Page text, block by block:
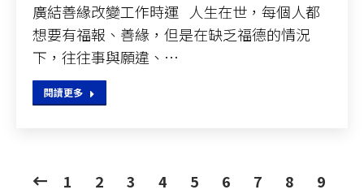
廣結善緣改變工作時運 人生在世，每個人都
想要有福報、善緣，但是在缺乏福德的情況
下，往往事與願違、…
閱讀更多
1 2 3 4 5 6 7 8
9